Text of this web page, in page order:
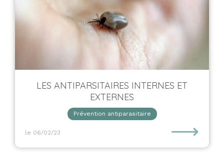
LES ANTIPARSITAIRES INTERNES ET
EXTERNES
Prévention antiparasitaire
le 06/02/23 ⟶